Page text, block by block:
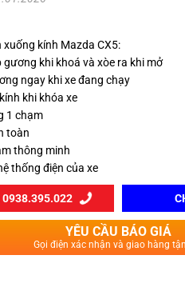
xuống kính Mazda CX5:
gương khi khoá và xòe ra khi mở
ngay khi xe đang chạy
khi khóa xe
1 chạm
toàn
thông minh
thống điện của xe
0938.395.022
YÊU CẦU BÁO GIÁ
Gọi điện xác nhận và giao hàng